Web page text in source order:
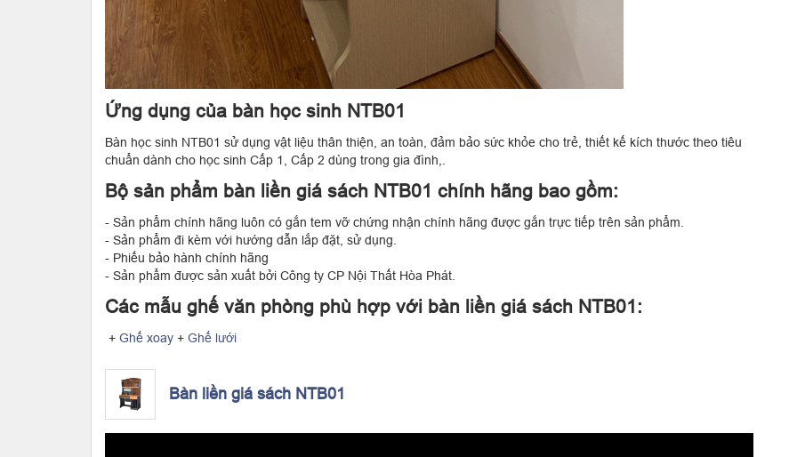
Ứng dụng của bàn học sinh NTB01
Bàn học sinh NTB01 sử dụng vật liệu thân thiện, an toàn, đảm bảo sức khỏe cho trẻ, thiết kế kích thước theo tiêu
chuẩn dành cho học sinh Cấp 1, Cấp 2 dùng trong gia đình,.
Bộ sản phẩm bàn liền giá sách NTB01 chính hãng bao gồm:
- Sản phẩm chính hãng luôn có gắn tem vỡ chứng nhận chính hãng được gắn trực tiếp trên sản phẩm.
- Sản phẩm đi kèm với hướng dẫn lắp đặt, sử dụng.
- Phiếu bảo hành chính hãng
- Sản phẩm được sản xuất bởi Công ty CP Nội Thất Hòa Phát.
Các mẫu ghế văn phòng phù hợp với bàn liền giá sách NTB01:
+ Ghế xoay + Ghế lưới
Bàn liền giá sách NTB01